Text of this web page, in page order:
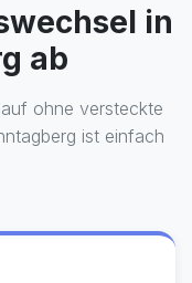
in
ab
ohne versteckte
ist einfach